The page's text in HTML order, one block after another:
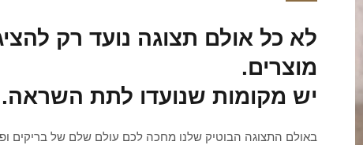
לא כל אולם תצוגה נועד רק
מוצרים.
יש מקומות שנועדו לתת השראה.
באולם התצוגה הבוטיק שלנו מחכה לכם עולם שלם של בריקים